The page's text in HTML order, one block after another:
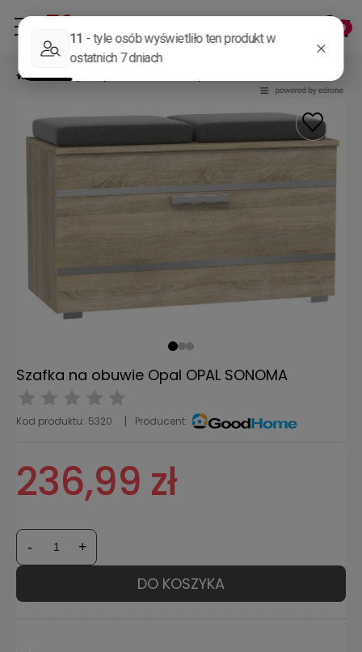
» Przedpokój
Szafka na obuwie Opal OPAL SONOMA
Kod produktu: 5320 Producent:
236,99 zł
- +
DO KOSZYKA